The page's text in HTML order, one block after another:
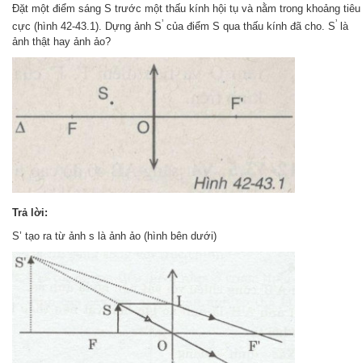
Đặt một điểm sáng S trước một thấu kính hội tụ và nằm trong khoảng tiêu
cực (hình 42-43.1). Dựng ảnh S’ của điểm S qua thấu kính đã cho. S’ là
ảnh thật hay ảnh ảo?
Trả lời:
S’ tạo ra từ ảnh s là ảnh ảo (hình bên dưới)